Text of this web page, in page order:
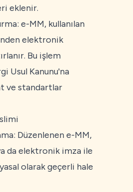
eklenir.
e-MM, kullanılan
elektronik
Bu işlem
Usul Kanunu'na
ve standartlar
Düzenlenen e-MM,
da elektronik imza ile
olarak geçerli hale